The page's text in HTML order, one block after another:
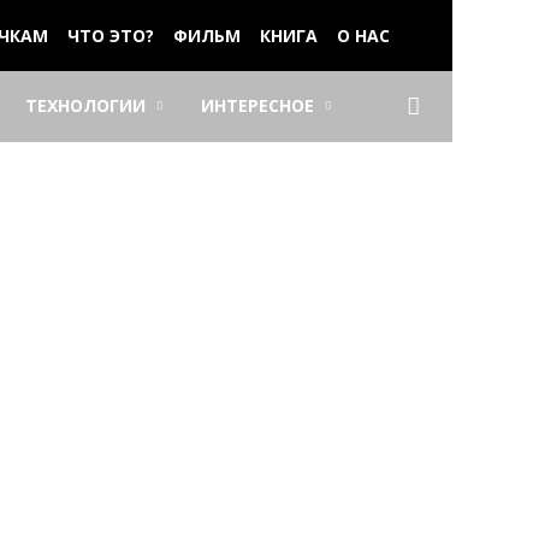
ЧТО ЭТО? ФИЛЬМ КНИГА О НАС
ТЕХНОЛОГИИ ИНТЕРЕСНОЕ